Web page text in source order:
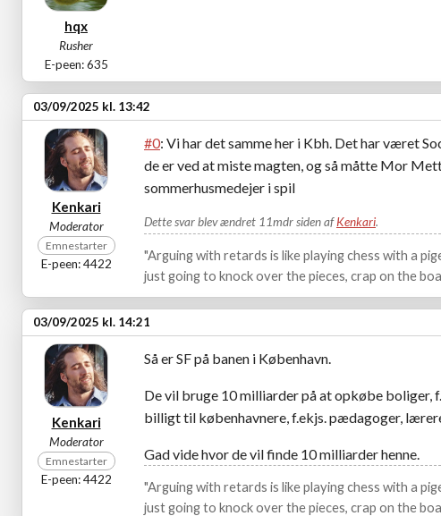
hqx
Rusher
E-peen: 635
03/09/2025 kl. 13:42
Kenkari
Moderator
Emnestarter
E-peen: 4422
#0: Vi har det samme her i Kbh. Det har været
de er ved at miste magten, og så måtte Mor
sommerhusmedejer i spil
Dette svar blev ændret 11mdr siden afKenkari.
"Arguing with retards is like playing chess with a
just going to knock over the pieces, crap on the
03/09/2025 kl. 14:21
Kenkari
Moderator
Emnestarter
E-peen: 4422
Så er SF på banen i København.
De vil bruge 10 milliarder på at opkøbe boliger,
billigt til københavnere, f.ekjs. pædagoger,
Gad vide hvor de vil finde 10 milliarder henne.
"Arguing with retards is like playing chess with a
just going to knock over the pieces, crap on the